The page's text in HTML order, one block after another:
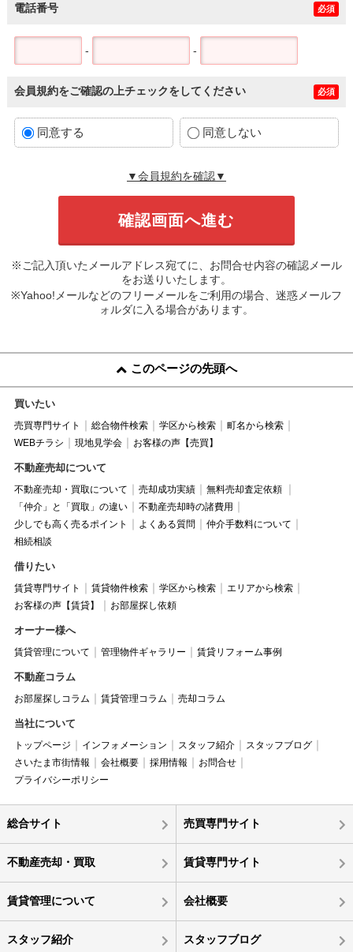
電話番号 必須
- -
会員規約をご確認の上チェックをしてください 必須
同意する 同意しない
▼会員規約を確認▼
※ご記入頂いたメールアドレス宛てに、お問合せ内容の確認メール
をお送りいたします。
※Yahoo!メールなどのフリーメールをご利用の場合、迷惑メールフ
ォルダに入る場合があります。
このページの先頭へ
買いたい
売買専門サイト 総合物件検索 学区から検索
町名から検索
WEBチラシ
現地見学会 お客様の声【売買】
不動産売却について
不動産売却・買取について 売却成功実績
無料売却査定依頼
「仲介」と「買取」の違い
不動産売却時の諸費用
少しでも高く売るポイント
よくある質問
仲介手数料について
相続相談
借りたい
賃貸専門サイト 賃貸物件検索 学区から検索
エリアから検索
お客様の声【賃貸】
お部屋探し依頼
オーナー様へ
賃貸管理について 管理物件ギャラリー 賃貸リフォーム事例
不動産コラム
お部屋探しコラム 賃貸管理コラム 売却コラム
当社について
トップページ インフォメーション スタッフ紹介
スタッフブログ
さいたま市街情報
会社概要 採用情報
お問合せ
プライバシーポリシー
総合サイト 売買専門サイト
不動産売却・買取 賃貸専門サイト
賃貸管理について 会社概要
スタッフ紹介 スタッフブログ